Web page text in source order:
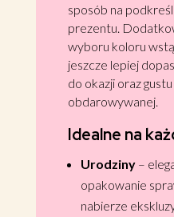
sposób na
prezentu.
wyboru koloru
jeszcze lepiej
do okazji oraz
obdarowywanej.
Idealne na
Urodziny–
opakowanie
nabierze